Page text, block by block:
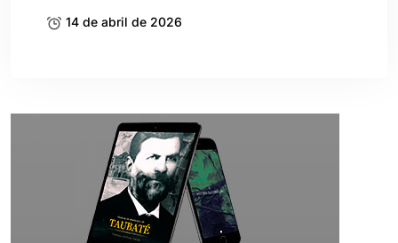
14 de abril de 2026